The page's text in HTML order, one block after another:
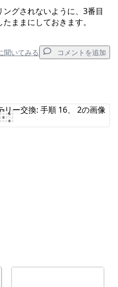
グされないように、3番目
ままにしておきます。
聞いてみる コメントを追加